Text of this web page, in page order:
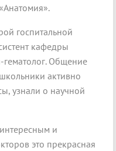
госпитальной
кафедры
гематолог. Общение
активно
узнали о научной
и
это прекрасная